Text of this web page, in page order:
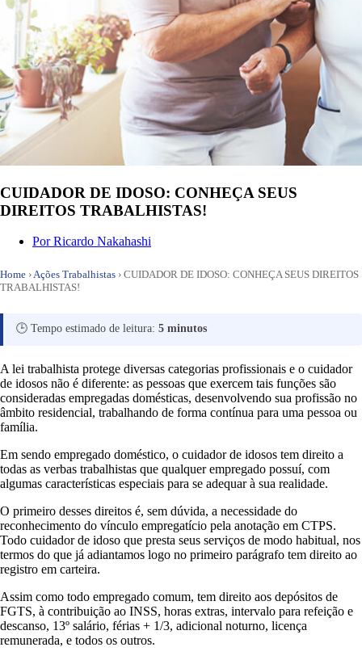
CUIDADOR DE IDOSO: CONHEÇA SEUS
DIREITOS TRABALHISTAS!
PorRicardo Nakahashi
Home ›Ações Trabalhistas › CUIDADOR DE IDOSO: CONHEÇA SEUS DIREITOS
TRABALHISTAS!
🕒 Tempo estimado de leitura: 5 minutos
A lei trabalhista protege diversas categorias profissionais e o cuidador
de idosos não é diferente: as pessoas que exercem tais funções são
consideradas empregadas domésticas, desenvolvendo sua profissão no
âmbito residencial, trabalhando de forma contínua para uma pessoa ou
família.
Em sendo empregado doméstico, o cuidador de idosos tem direito a
todas as verbas trabalhistas que qualquer empregado possuí, com
algumas características especiais para se adequar à sua realidade.
O primeiro desses direitos é, sem dúvida, a necessidade do
reconhecimento do vínculo empregatício pela anotação em CTPS.
Todo cuidador de idoso que presta seus serviços de modo habitual, nos
termos do que já adiantamos logo no primeiro parágrafo tem direito ao
registro em carteira.
Assim como todo empregado comum, tem direito aos depósitos de
FGTS, à contribuição ao INSS, horas extras, intervalo para refeição e
descanso, 13º salário, férias + 1/3, adicional noturno, licença
remunerada, e todos os outros.